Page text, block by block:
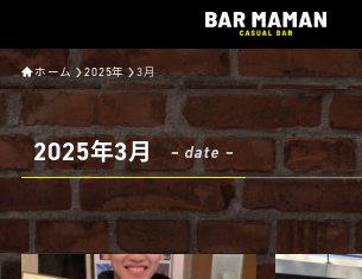
ホーム 2025年 3月
2025年3月 – date –